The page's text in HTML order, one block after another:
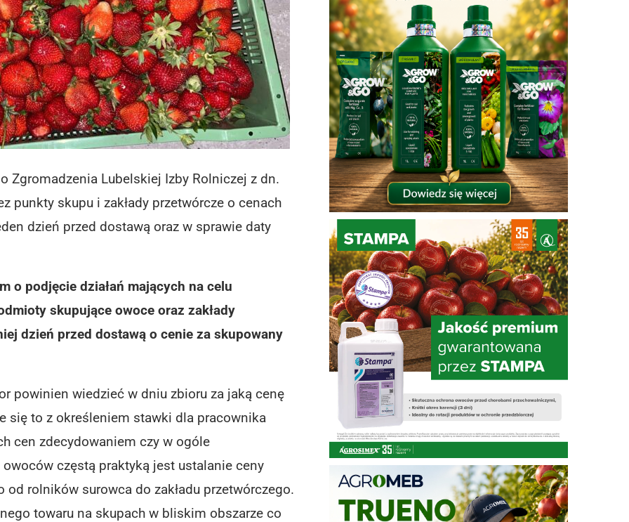
Zgromadzenia Lubelskiej Izby Rolniczej z dn.
punkty skupu i zakłady przetwórcze o cenach
dzień przed dostawą oraz w sprawie daty
o podjęcie działań mających na celu
skupujące owoce oraz zakłady
dzień przed dostawą o cenie za skupowany
powinien wiedzieć w dniu zbioru za jaką cenę
się to z określeniem stawki dla pracownika
cen zdecydowaniem czy w ogóle
częstą praktyką jest ustalanie ceny
rolników surowca do zakładu przetwórczego.
towaru na skupach w bliskim obszarze co